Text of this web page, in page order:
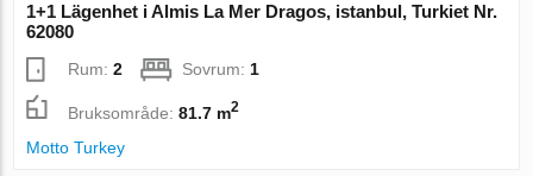
1+1 Lägenhet i Almis La Mer Dragos, istanbul, Turkiet Nr.
62080
Rum:2 Sovrum: 1
Bruksområde:81.7 m2
Motto Turkey